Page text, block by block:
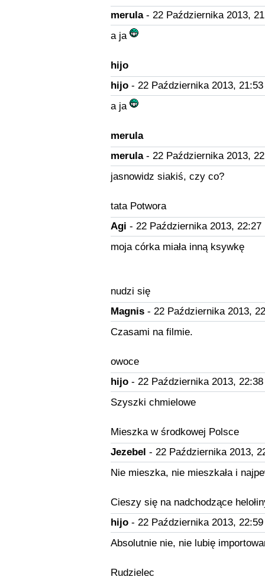
merula- 22 Października 2013,
a ja
hijo
hijo- 22 Października 2013, 21:53
a ja
merula
merula- 22 Października 2013,
jasnowidz siakiś, czy co?
tata Potwora
Agi - 22 Października 2013, 22:27
moja córka miała inną ksywkę
nudzi się
Magnis- 22 Października 2013,
Czasami na filmie.
owoce
hijo- 22 Października 2013, 22:38
Szyszki chmielowe
Mieszka w środkowej Polsce
Jezebel - 22 Października 2013,
Nie mieszka, nie mieszkała i
Cieszy się na nadchodzące
hijo- 22 Października 2013, 22:59
Absolutnie nie, nie lubię
Rudzielec